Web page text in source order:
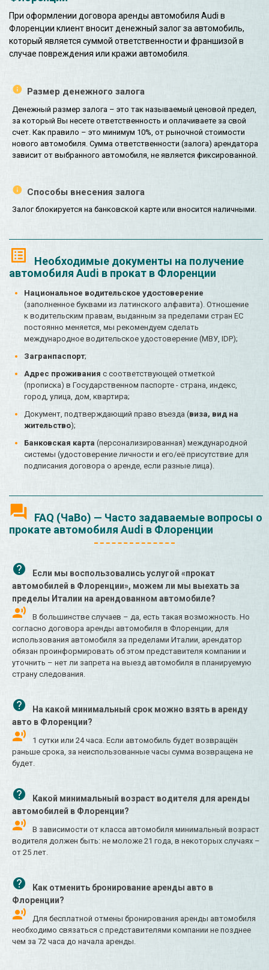
При оформлении договора аренды автомобиля Audi в
Флоренции клиент вносит денежный залог за автомобиль,
который является суммой ответственности и франшизой в
случае повреждения или кражи автомобиля.
Размер денежного залога
Денежный размер залога – это так называемый ценовой предел,
за который Вы несете ответственность и оплачиваете за свой
счет. Как правило – это минимум 10%, от рыночной стоимости
нового автомобиля. Сумма ответственности (залога) арендатора
зависит от выбранного автомобиля, не является фиксированной.
Способы внесения залога
Залог блокируется на банковской карте или вносится наличными.
Необходимые документы на получение
автомобиля Audi в прокат в Флоренции
Национальное водительское удостоверение
(заполненное буквами из латинского алфавита). Отношение
к водительским правам, выданным за пределами стран ЕС
постоянно меняется, мы рекомендуем сделать
международное водительское удостоверение (МВУ, IDP);
Загранпаспорт;
Адрес проживания с соответствующей отметкой
(прописка) в Государственном паспорте - страна, индекс,
город, улица, дом, квартира;
Документ, подтверждающий право въезда (виза, вид на
жительство);
Банковская карта (персонализированная) международной
системы (удостоверение личности и его/её присутствие для
подписания договора о аренде, если разные лица).
FAQ (ЧаВо) — Часто задаваемые вопросы о
прокате автомобиля Audi в Флоренции
Если мы воспользовались услугой «прокат
автомобилей в Флоренции», можем ли мы выехать за
пределы Италии на арендованном автомобиле?
В большинстве случаев – да, есть такая возможность. Но
согласно договора аренды автомобиля в Флоренции, для
использования автомобиля за пределами Италии, арендатор
обязан проинформировать об этом представителя компании и
уточнить – нет ли запрета на выезд автомобиля в планируемую
страну следования.
На какой минимальный срок можно взять в аренду
авто в Флоренции?
1 сутки или 24 часа. Если автомобиль будет возвращён
раньше срока, за неиспользованные часы сумма возвращена не
будет.
Какой минимальный возраст водителя для аренды
автомобилей в Флоренции?
В зависимости от класса автомобиля минимальный возраст
водителя должен быть: не моложе 21 года, в некоторых случаях –
от 25 лет.
Как отменить бронирование аренды авто в
Флоренции?
Для бесплатной отмены бронирования аренды автомобиля
необходимо связаться с представителями компании не позднее
чем за 72 часа до начала аренды.